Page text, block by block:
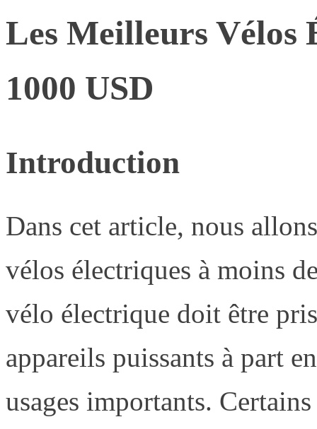
Les Meilleurs Vélos
1000 USD
Introduction
Dans cet article, nous
vélos électriques à moins
vélo électrique doit être
appareils puissants à part
usages importants.